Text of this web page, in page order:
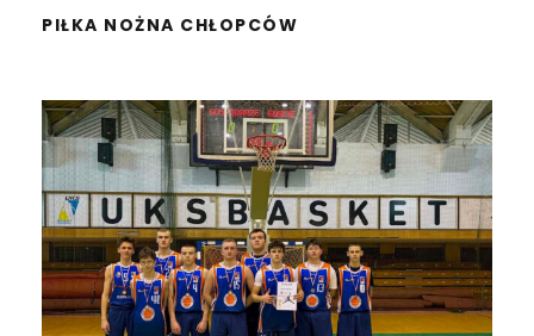
PIŁKA NOŻNA CHŁOPCÓW
SZKOŁA MISTRZOSTWA
SPORTOWEGO
KOSZYKÓWKA CHŁOPCÓW